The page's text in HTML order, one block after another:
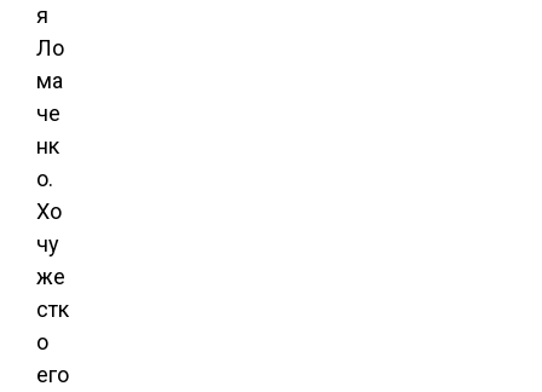
я
Ло
ма
че
нк
о.
Хо
чу
же
стк
о
его